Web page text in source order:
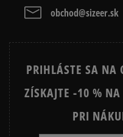
kartou,obchod@sizeer.sk
PRIHLÁSTE SA NA
ZÍSKAJTE -10 %
PRI